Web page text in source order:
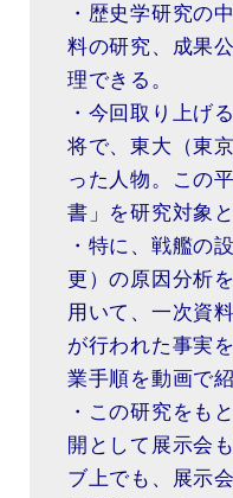
・歴史学研究の
料の研究、成果
理できる。
・今回取り上げ
将で、東大（東
った人物。この
書」を研究対象と
・特に、戦艦の
更）の原因分析
用いて、一次資
が行われた事実
業手順を動画で紹
・この研究をも
開として展示会
ブ上でも、展示